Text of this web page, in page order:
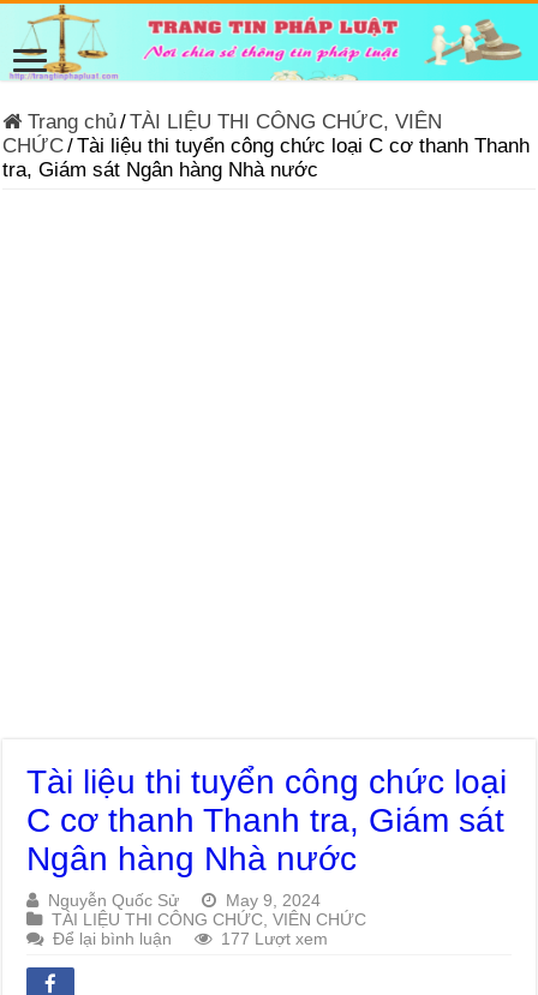
Trang chủ/TÀI LIỆU THI CÔNG CHỨC, VIÊN
CHỨC/Tài liệu thi tuyển công chức loại C cơ thanh Thanh
tra, Giám sát Ngân hàng Nhà nước
Tài liệu thi tuyển công chức loại
C cơ thanh Thanh tra, Giám sát
Ngân hàng Nhà nước
Nguyễn Quốc Sử
May 9, 2024
TÀI LIỆU THI CÔNG CHỨC, VIÊN CHỨC
Để lại bình luận
177 Lượt xem